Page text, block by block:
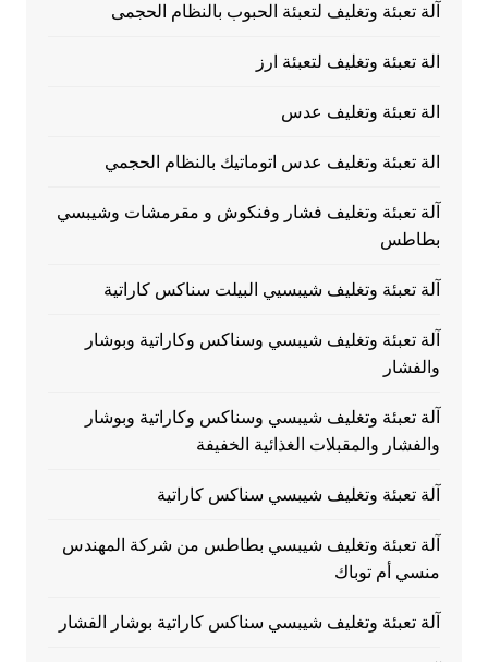
آلة تعبئة وتغليف لتعبئة الحبوب بالنظام الحجمى
الة تعبئة وتغليف لتعبئة ارز
الة تعبئة وتغليف عدس
الة تعبئة وتغليف عدس اتوماتيك بالنظام الحجمي
آلة تعبئة وتغليف فشار وفنكوش و مقرمشات وشيبسي
بطاطس
آلة تعبئة وتغليف شيبسيي البيلت سناكس كاراتية
آلة تعبئة وتغليف شيبسي وسناكس وكاراتية وبوشار
والفشار
آلة تعبئة وتغليف شيبسي وسناكس وكاراتية وبوشار
والفشار والمقبلات الغذائية الخفيفة
آلة تعبئة وتغليف شيبسي سناكس كاراتية
آلة تعبئة وتغليف شيبسي بطاطس من شركة المهندس
منسي أم توباك
آلة تعبئة وتغليف شيبسي سناكس كاراتية بوشار الفشار